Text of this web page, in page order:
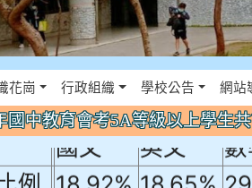
得佈景設定
花崗 行政組織 學校公告 網站
國中教育會考5A等級以上學生
國中教育會考5A等級
！
國文 英文
例 18.92% 18.65%